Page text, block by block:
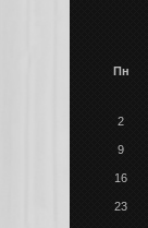
Пн
2
9
16
23